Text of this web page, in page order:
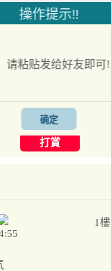
引用
打賞
1樓
操作提示!!
请粘贴发给好友即可!
确定